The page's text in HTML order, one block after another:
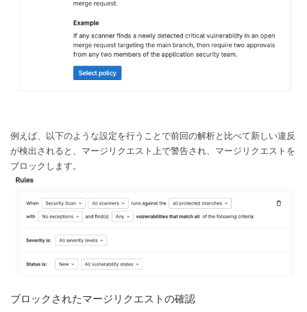
例えば、以下のような設定を行うことで前回の解析と比べて新しい違反
が検出されると、マージリクエスト上で警告され、マージリクエストを
ブロックします。
ブロックされたマージリクエストの確認